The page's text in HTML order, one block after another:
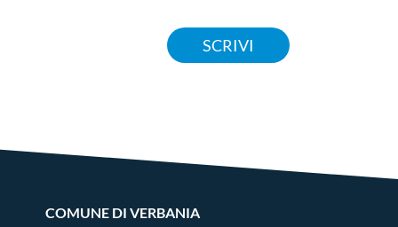
SCRIVI
COMUNE DI VERBANIA